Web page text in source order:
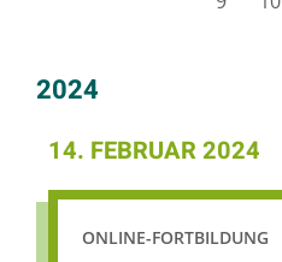
2024
14. FEBRUAR 2024
ONLINE-FORTBILDUNG